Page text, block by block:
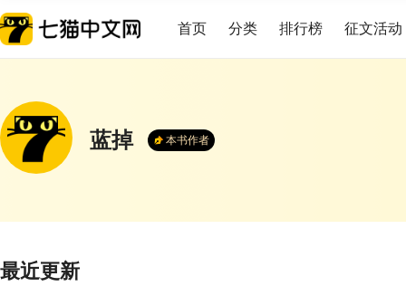
首页 分类 排行榜 征文活动
蓝掉 本书作者
最近更新